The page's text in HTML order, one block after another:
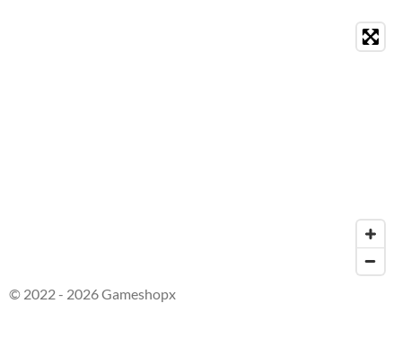
© 2022 - 2026 Gameshopx